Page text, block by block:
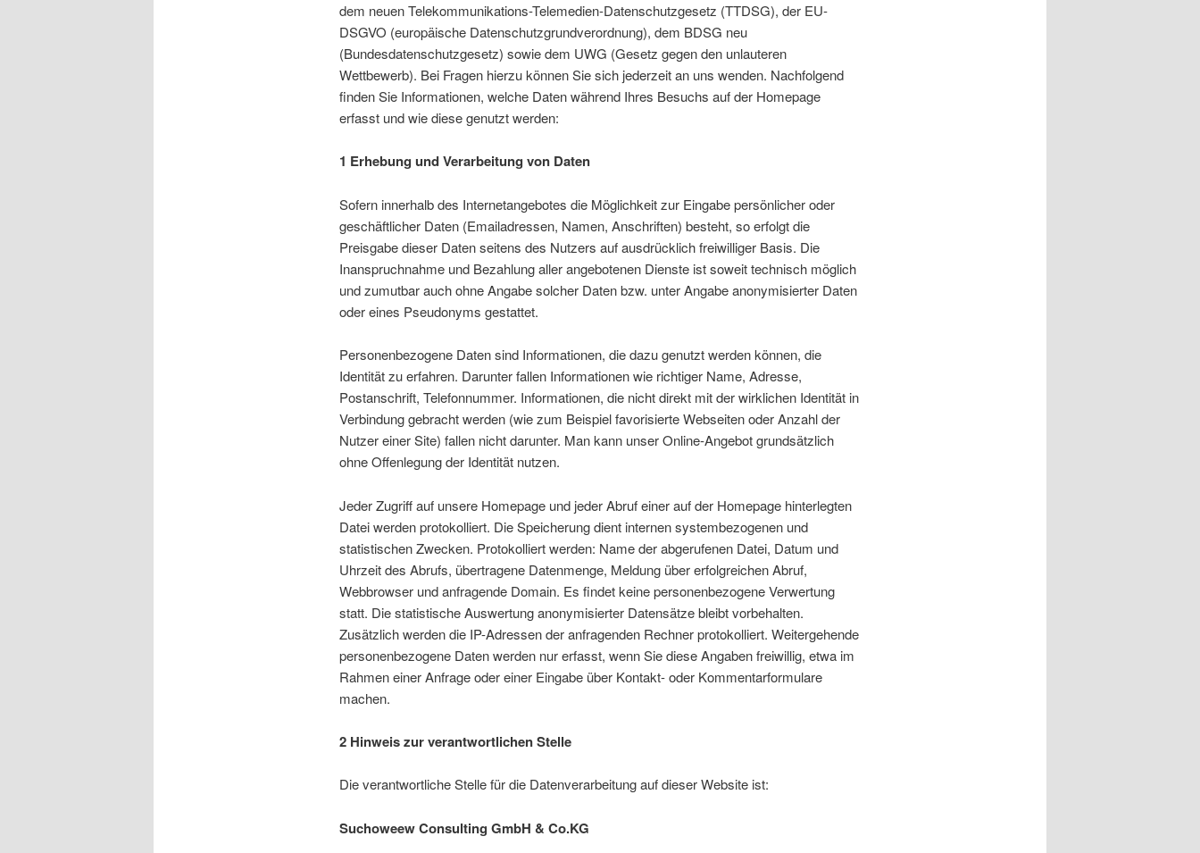
dem neuen Telekommunikations-Telemedien-Datenschutzgesetz (TTDSG), der EU-
DSGVO (europäische Datenschutzgrundverordnung), dem BDSG neu
(Bundesdatenschutzgesetz) sowie dem UWG (Gesetz gegen den unlauteren
Wettbewerb). Bei Fragen hierzu können Sie sich jederzeit an uns wenden. Nachfolgend
finden Sie Informationen, welche Daten während Ihres Besuchs auf der Homepage
erfasst und wie diese genutzt werden:
1 Erhebung und Verarbeitung von Daten
Sofern innerhalb des Internetangebotes die Möglichkeit zur Eingabe persönlicher oder
geschäftlicher Daten (Emailadressen, Namen, Anschriften) besteht, so erfolgt die
Preisgabe dieser Daten seitens des Nutzers auf ausdrücklich freiwilliger Basis. Die
Inanspruchnahme und Bezahlung aller angebotenen Dienste ist soweit technisch möglich
und zumutbar auch ohne Angabe solcher Daten bzw. unter Angabe anonymisierter Daten
oder eines Pseudonyms gestattet.
Personenbezogene Daten sind Informationen, die dazu genutzt werden können, die
Identität zu erfahren. Darunter fallen Informationen wie richtiger Name, Adresse,
Postanschrift, Telefonnummer. Informationen, die nicht direkt mit der wirklichen Identität in
Verbindung gebracht werden (wie zum Beispiel favorisierte Webseiten oder Anzahl der
Nutzer einer Site) fallen nicht darunter. Man kann unser Online-Angebot grundsätzlich
ohne Offenlegung der Identität nutzen.
Jeder Zugriff auf unsere Homepage und jeder Abruf einer auf der Homepage hinterlegten
Datei werden protokolliert. Die Speicherung dient internen systembezogenen und
statistischen Zwecken. Protokolliert werden: Name der abgerufenen Datei, Datum und
Uhrzeit des Abrufs, übertragene Datenmenge, Meldung über erfolgreichen Abruf,
Webbrowser und anfragende Domain. Es findet keine personenbezogene Verwertung
statt. Die statistische Auswertung anonymisierter Datensätze bleibt vorbehalten.
Zusätzlich werden die IP-Adressen der anfragenden Rechner protokolliert. Weitergehende
personenbezogene Daten werden nur erfasst, wenn Sie diese Angaben freiwillig, etwa im
Rahmen einer Anfrage oder einer Eingabe über Kontakt- oder Kommentarformulare
machen.
2 Hinweis zur verantwortlichen Stelle
Die verantwortliche Stelle für die Datenverarbeitung auf dieser Website ist:
Suchoweew Consulting GmbH & Co.KG